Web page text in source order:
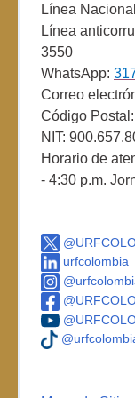
Línea
Línea
3550
WhatsApp:
Correo
Código
NIT:
Horario de
- 4:30 p.m.
urfcolombia